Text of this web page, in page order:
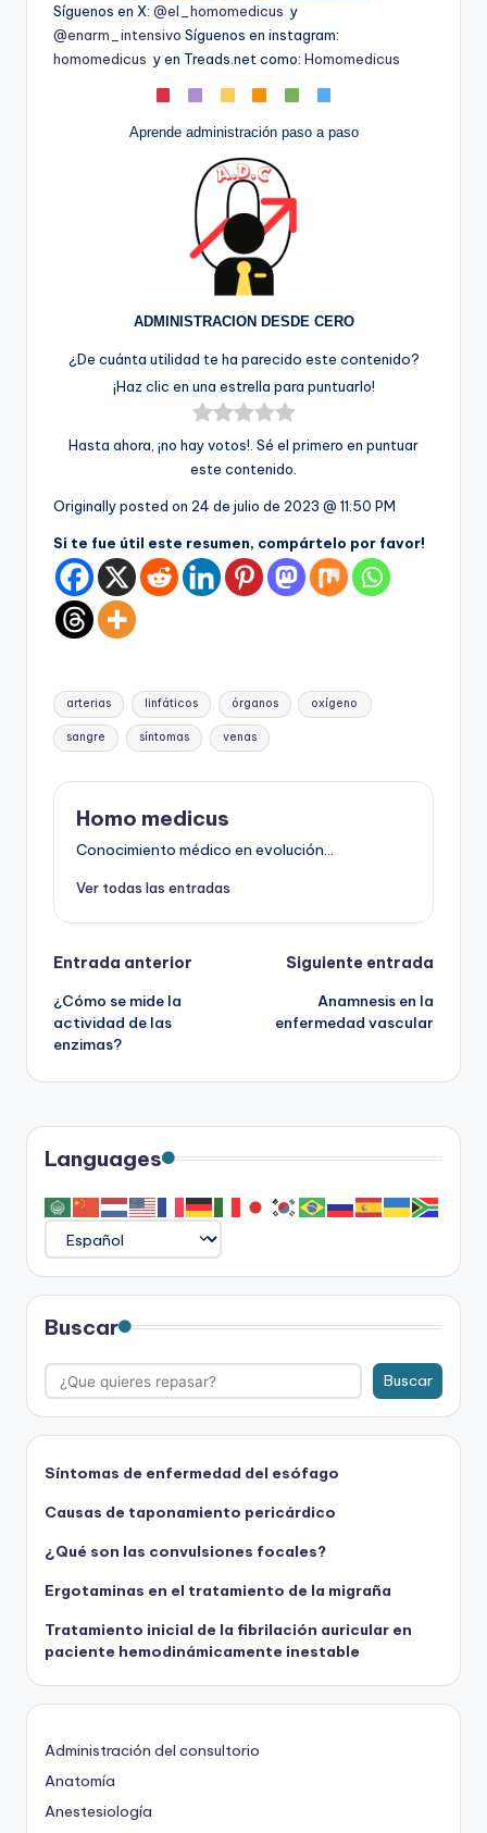
Síguenos en X: @el_homomedicus y
@enarm_intensivo Síguenos en instagram:
homomedicus y en Treads.net como: Homomedicus
Aprende administración paso a paso
ADMINISTRACION DESDE CERO
¿De cuánta utilidad te ha parecido este contenido?
¡Haz clic en una estrella para puntuarlo!
Hasta ahora, ¡no hay votos!. Sé el primero en puntuar
este contenido.
Originally posted on 24 de julio de 2023 @ 11:50 PM
Si te fue útil este resumen, compártelo por favor!
Etiquetas:
arterias linfáticos órganos oxígeno
sangre síntomas venas
Homo medicus
Conocimiento médico en evolución...
Ver todas las entradas
Navegación
de
entradas
Entrada anterior
¿Cómo se mide la
actividad de las
enzimas?
Siguiente entrada
Anamnesis en la
enfermedad vascular
Languages
Buscar
Buscar
Síntomas de enfermedad del esófago
Causas de taponamiento pericárdico
¿Qué son las convulsiones focales?
Ergotaminas en el tratamiento de la migraña
Tratamiento inicial de la fibrilación auricular en
paciente hemodinámicamente inestable
Administración del consultorio
Anatomía
Anestesiología